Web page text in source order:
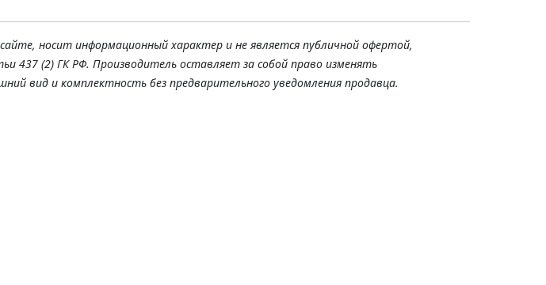
носит информационный характер и не является публичной офертой,
437 (2) ГК РФ. Производитель оставляет за собой право изменять
вид и комплектность без предварительного уведомления продавца.